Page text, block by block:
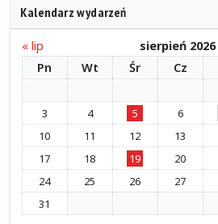
Kalendarz wydarzeń
« lip sierpień 2026
Pn
Wt Śr Cz
3
4 5 6
10
11 12 13
17
18 19 20
24
25 26 27
31